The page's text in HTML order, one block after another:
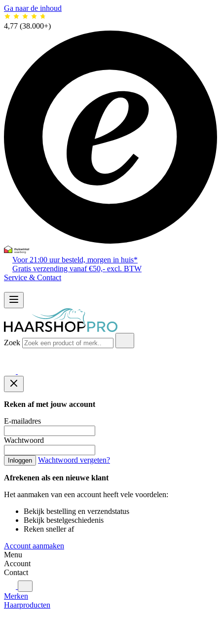
Ga naar de inhoud
4,77 (38.000+)
Voor 21:00 uur besteld, morgen in huis*
Gratis verzending vanaf €50,- excl. BTW
Service & Contact
Zoek
Reken af met jouw account
E-mailadres
Wachtwoord
Inloggen Wachtwoord vergeten?
Afrekenen als een nieuwe klant
Het aanmaken van een account heeft vele voordelen:
Bekijk bestelling en verzendstatus
Bekijk bestelgeschiedenis
Reken sneller af
Account aanmaken
Menu
Account
Contact
Merken
Haarproducten